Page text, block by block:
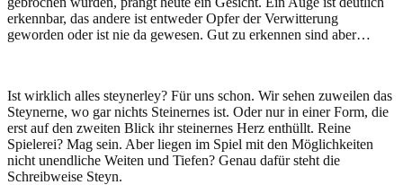
erkennbar, das andere ist entweder Opfer der Verwitterung
geworden oder ist nie da gewesen. Gut zu erkennen sind aber…
Ist wirklich alles steynerley? Für uns schon. Wir sehen zuweilen das
Steynerne, wo gar nichts Steinernes ist. Oder nur in einer Form, die
erst auf den zweiten Blick ihr steinernes Herz enthüllt. Reine
Spielerei? Mag sein. Aber liegen im Spiel mit den Möglichkeiten
nicht unendliche Weiten und Tiefen? Genau dafür steht die
Schreibweise Steyn.